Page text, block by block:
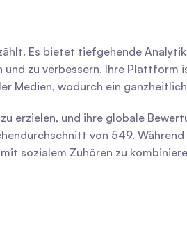
Es bietet tiefgehende
zu verbessern. Ihre
Medien, wodurch ein
von 549.
sozialem Zuhören zu